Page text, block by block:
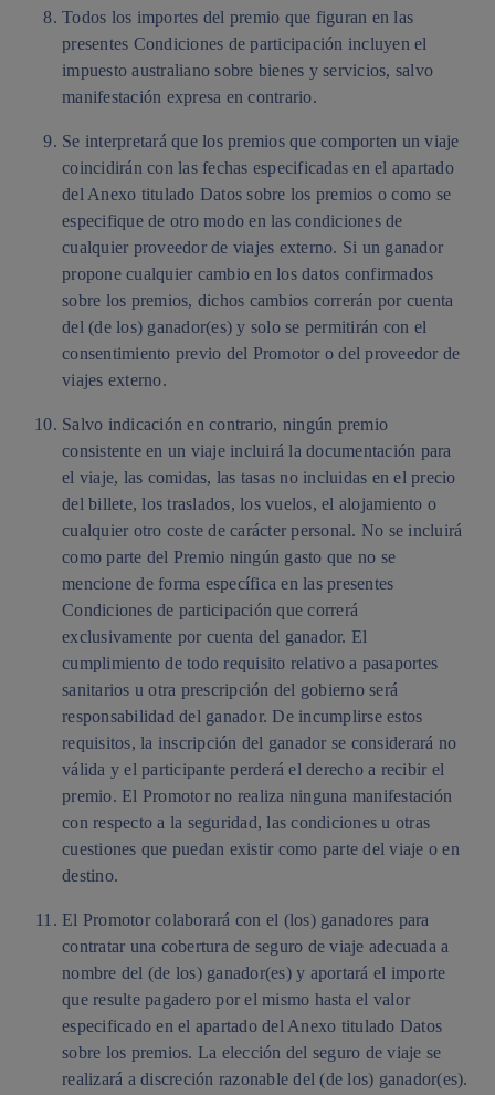
Todos los importes del premio que figuran en las
presentes Condiciones de participación incluyen el
impuesto australiano sobre bienes y servicios, salvo
manifestación expresa en contrario.
Se interpretará que los premios que comporten un viaje
coincidirán con las fechas especificadas en el apartado
del Anexo titulado Datos sobre los premios o como se
especifique de otro modo en las condiciones de
cualquier proveedor de viajes externo. Si un ganador
propone cualquier cambio en los datos confirmados
sobre los premios, dichos cambios correrán por cuenta
del (de los) ganador(es) y solo se permitirán con el
consentimiento previo del Promotor o del proveedor de
viajes externo.
Salvo indicación en contrario, ningún premio
consistente en un viaje incluirá la documentación para
el viaje, las comidas, las tasas no incluidas en el precio
del billete, los traslados, los vuelos, el alojamiento o
cualquier otro coste de carácter personal. No se incluirá
como parte del Premio ningún gasto que no se
mencione de forma específica en las presentes
Condiciones de participación que correrá
exclusivamente por cuenta del ganador. El
cumplimiento de todo requisito relativo a pasaportes
sanitarios u otra prescripción del gobierno será
responsabilidad del ganador. De incumplirse estos
requisitos, la inscripción del ganador se considerará no
válida y el participante perderá el derecho a recibir el
premio. El Promotor no realiza ninguna manifestación
con respecto a la seguridad, las condiciones u otras
cuestiones que puedan existir como parte del viaje o en
destino.
El Promotor colaborará con el (los) ganadores para
contratar una cobertura de seguro de viaje adecuada a
nombre del (de los) ganador(es) y aportará el importe
que resulte pagadero por el mismo hasta el valor
especificado en el apartado del Anexo titulado Datos
sobre los premios. La elección del seguro de viaje se
realizará a discreción razonable del (de los) ganador(es).